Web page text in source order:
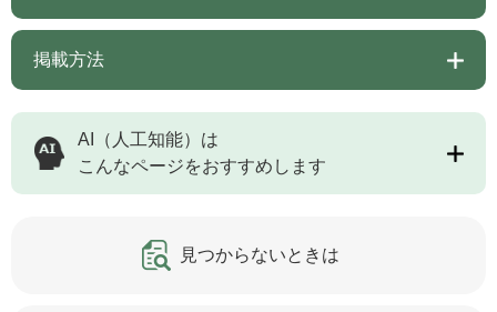
掲載方法
AI（人工知能）は
こんなページをおすすめします
見つからないときは